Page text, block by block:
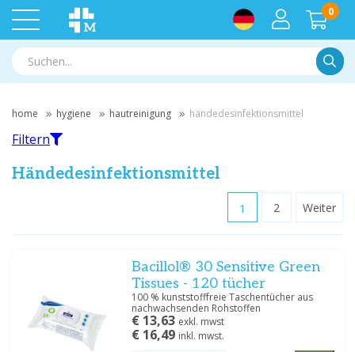
0
home hygiene hautreinigung händedesinfektionsmittel
Nach Marke filtern
Hartmann
Servoprax(1)
Filtern
Händedesinfektionsmittel
1 2 Weiter
Bacillol® 30 Sensitive Green
Tissues - 120 tücher
100 % kunststofffreie Taschentücher aus
nachwachsenden Rohstoffen
€ 13,63 exkl. mwst
€ 16,49 inkl. mwst.